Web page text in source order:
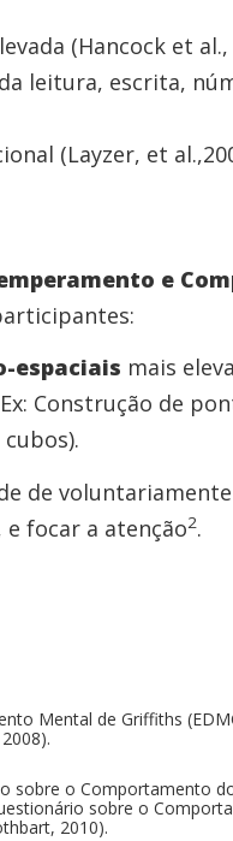
(Hancock et al.,
leitura, escrita,
(Layzer, et
e
espaciais mais
Construção de
de
focar a atenção2.
Mental de Griffiths
sobre o Comportamento
sobre o
2010).